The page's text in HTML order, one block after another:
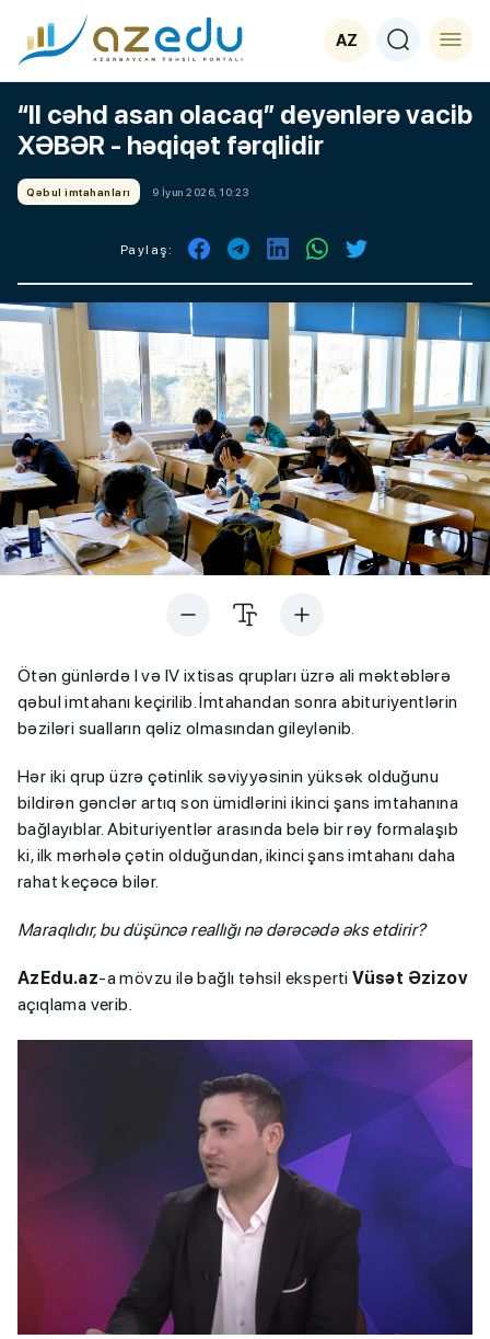
AZ
“II cəhd asan olacaq” deyənlərə vacib
XƏBƏR - həqiqət fərqlidir
Qəbul imtahanları 9 İyun 2026, 10:23
Paylaş:
Ötən günlərdə I və IV ixtisas qrupları üzrə ali məktəblərə
qəbul imtahanı keçirilib. İmtahandan sonra abituriyentlərin
bəziləri sualların qəliz olmasından gileylənib.
Hər iki qrup üzrə çətinlik səviyyəsinin yüksək olduğunu
bildirən gənclər artıq son ümidlərini ikinci şans imtahanına
bağlayıblar. Abituriyentlər arasında belə bir rəy formalaşıb
ki, ilk mərhələ çətin olduğundan, ikinci şans imtahanı daha
rahat keçəcə bilər.
Maraqlıdır, bu düşüncə reallığı nə dərəcədə əks etdirir?
AzEdu.az-a mövzu ilə bağlı təhsil ekspertiVüsət Əzizov
açıqlama verib.